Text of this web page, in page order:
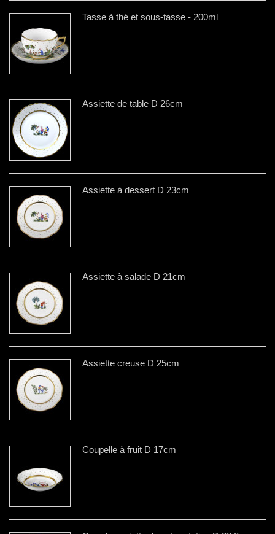
Tasse à thé et sous-tasse - 200ml
Assiette de table D 26cm
Assiette à dessert D 23cm
Assiette à salade D 21cm
Assiette creuse D 25cm
Coupelle à fruit D 17cm